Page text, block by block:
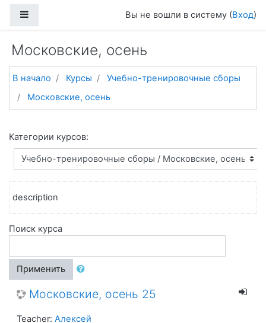
Вы не вошли в систему (Вход)
Московские, осень
В начало Курсы
Учебно-тренировочные сборы
Московские, осень
Категории курсов:
description
Поиск курса
Применить
Московские, осень 25
Teacher: Алексей